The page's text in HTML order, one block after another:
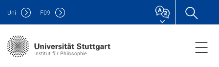
Institut für Philosophie
Uni F09